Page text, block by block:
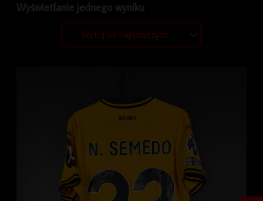
Wyświetlanie jednego wyniku